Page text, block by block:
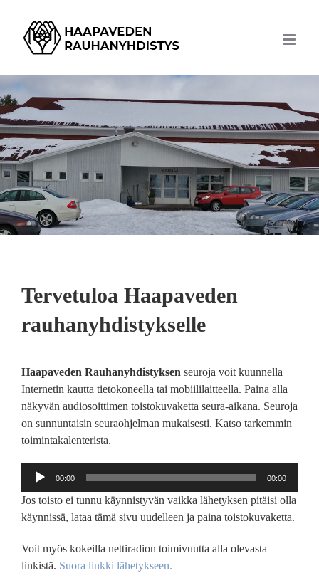
content
Tervetuloa Haapaveden
rauhanyhdistykselle
Haapaveden Rauhanyhdistyksen seuroja voit kuunnella
Internetin kautta tietokoneella tai mobiililaitteella. Paina alla
näkyvän audiosoittimen toistokuvaketta seura-aikana. Seuroja
on sunnuntaisin seuraohjelman mukaisesti. Katso tarkemmin
toimintakalenterista.
Äänitoistin
00:00 00:00
Jos toisto ei tunnu käynnistyvän vaikka lähetyksen pitäisi olla
käynnissä, lataa tämä sivu uudelleen ja paina toistokuvaketta.
Voit myös kokeilla nettiradion toimivuutta alla olevasta
linkistä. Suora linkki lähetykseen.